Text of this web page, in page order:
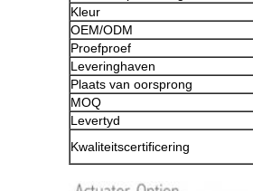
Kleur
OEM/ODM
Proefproef
Leveringhaven
Plaats van oorsprong
MOQ
Levertyd
Kwaliteitscertificering